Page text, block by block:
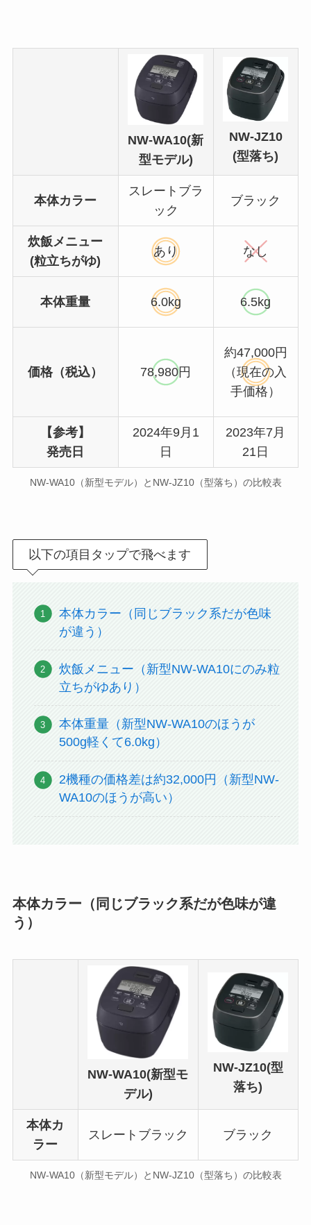
NW-WA10(新
型モデル)
NW-JZ10
(型落ち)
本体カラー
スレートブラ
ック
ブラック
炊飯メニュー
(粒立ちがゆ)
あり なし
本体重量 6.0kg 6.5kg
価格（税込） 78,980円
約47,000円
（現在の入
手価格）
【参考】
発売日
2024年9月1
日
2023年7月
21日
NW-WA10（新型モデル）とNW-JZ10（型落ち）の比較表
以下の項目タップで飛べます
本体カラー（同じブラック系だが色味
が違う）
炊飯メニュー（新型NW-WA10にのみ粒
立ちがゆあり）
本体重量（新型NW-WA10のほうが
500g軽くて6.0kg）
2機種の価格差は約32,000円（新型NW-
WA10のほうが高い）
本体カラー（同じブラック系だが色味が違
う）
NW-WA10(新型モ
デル)
NW-JZ10(型
落ち)
本体カ
ラー
スレートブラック ブラック
NW-WA10（新型モデル）とNW-JZ10（型落ち）の比較表